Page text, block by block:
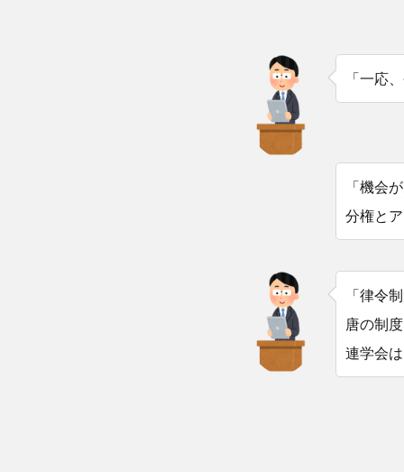
「一応
「機会
分権と
「律令
唐の制
連学会